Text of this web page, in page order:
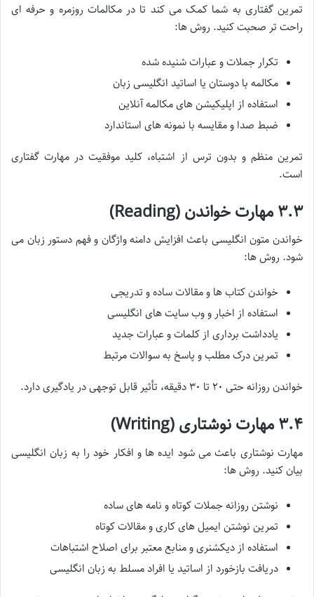
تمرین گفتاری به شما کمک می کند تا در مکالمات روزمره و حرفه ای
راحت تر صحبت کنید. روش ها:
تکرار جملات و عبارات شنیده شده
مکالمه با دوستان یا اساتید انگلیسی زبان
استفاده از اپلیکیشن های مکالمه آنلاین
ضبط صدا و مقایسه با نمونه های استاندارد
تمرین منظم و بدون ترس از اشتباه، کلید موفقیت در مهارت گفتاری
است.
۳.۳ مهارت خواندن (Reading)
خواندن متون انگلیسی باعث افزایش دامنه واژگان و فهم دستور زبان می
شود. روش ها:
خواندن کتاب ها و مقالات ساده و تدریجی
استفاده از اخبار و وب سایت های انگلیسی
یادداشت برداری از کلمات و عبارات جدید
تمرین درک مطلب و پاسخ به سوالات مرتبط
خواندن روزانه حتی ۲۰ تا ۳۰ دقیقه، تأثیر قابل توجهی در یادگیری دارد.
۳.۴ مهارت نوشتاری (Writing)
مهارت نوشتاری باعث می شود ایده ها و افکار خود را به زبان انگلیسی
بیان کنید. روش ها:
نوشتن روزانه جملات کوتاه و نامه های ساده
تمرین نوشتن ایمیل های کاری و مقالات کوتاه
استفاده از دیکشنری و منابع معتبر برای اصلاح اشتباهات
دریافت بازخورد از اساتید یا افراد مسلط به زبان انگلیسی